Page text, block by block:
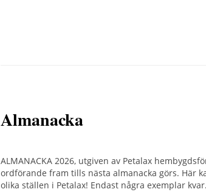
Almanacka
ALMANACKA 2026, utgiven av Petalax
ordförande fram tills nästa almanacka görs. Här
olika ställen i Petalax! Endast några exemplar kvar.